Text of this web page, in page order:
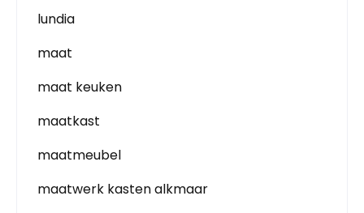
lundia
maat
maat keuken
maatkast
maatmeubel
maatwerk kasten alkmaar